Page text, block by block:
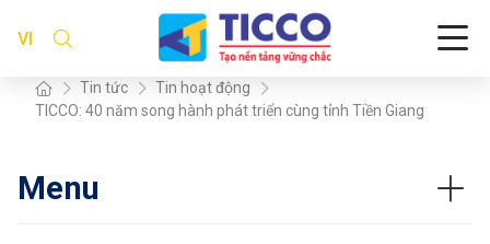
VI
Tin tức
Tin hoạt động
TICCO: 40 năm song hành phát triển cùng tỉnh Tiền Giang
Menu